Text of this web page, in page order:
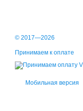
© 2017—2026
Принимаем к оплате
Мобильная версия